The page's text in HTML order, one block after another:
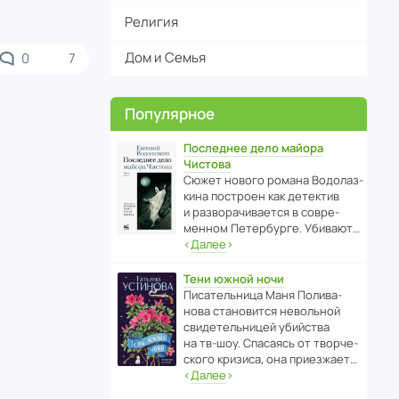
0 7
Религия
Дом и Семья
Популярное
Последнее дело майора
Чистова
Сюжет нового романа Водо­ла­з­
кина пост­роен как дете­ктив
и разво­ра­чи­ва­ется в совре­
менном Пете­р­бурге. Убивают…
‹Далее›
Тени южной ночи
Писа­тель­ница Маня Поли­ва­
нова стано­вится невольной
свиде­тель­ницей убийства
на тв-шоу. Спасаясь от твор­че­
с­кого кризиса, она приезжает…
‹Далее›